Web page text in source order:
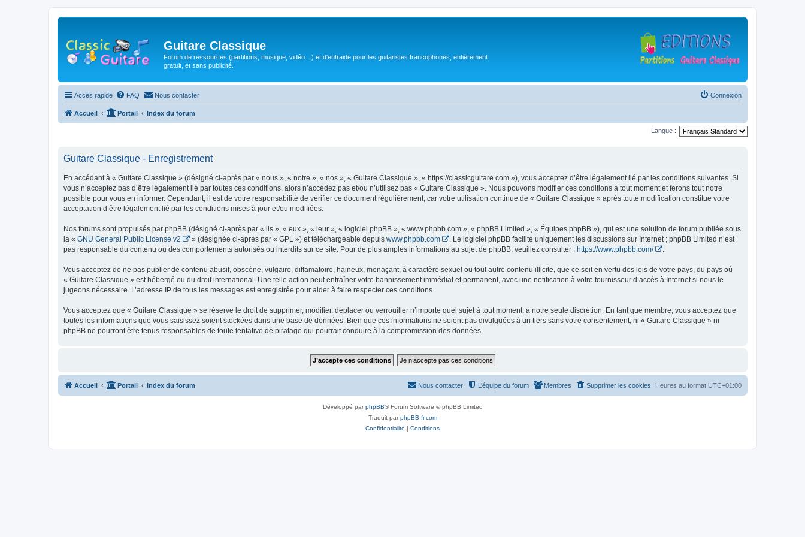
Guitare Classique
Forum de ressources (partitions, musique, vidéo…) et d'entraide pour les guitaristes francophones, entièrement
gratuit, et sans publicité.
Accès rapide FAQ Nous contacter Connexion
Accueil Portail Index du forum
Langue :
Guitare Classique - Enregistrement
En accédant à « Guitare Classique » (désigné ci-après par « nous », « notre », « nos », « Guitare Classique », « https://classicguitare.com »), vous acceptez d’être légalement lié par les conditions suivantes. Si
vous n’acceptez pas d’être légalement lié par toutes ces conditions, alors n’accédez pas et/ou n’utilisez pas « Guitare Classique ». Nous pouvons modifier ces conditions à tout moment et ferons tout notre
possible pour vous en informer. Cependant, il est de votre responsabilité de vérifier ce document régulièrement, car votre utilisation continue de « Guitare Classique » après toute modification constitue votre
acceptation d’être légalement lié par les conditions mises à jour et/ou modifiées.
Nos forums sont propulsés par phpBB (désigné ci-après par « ils », « eux », « leur », « logiciel phpBB », « www.phpbb.com », « phpBB Limited », « Équipes phpBB »), qui est une solution de forum publiée sous
la « GNU General Public License v2 » (désignée ci-après par « GPL ») et téléchargeable depuis www.phpbb.com
. Le logiciel phpBB facilite uniquement les discussions sur Internet ; phpBB Limited n’est
pas responsable du contenu ou des comportements autorisés ou interdits sur ce site. Pour de plus amples informations au sujet de phpBB, veuillez consulter : https://www.phpbb.com/ .
Vous acceptez de ne pas publier de contenu abusif, obscène, vulgaire, diffamatoire, haineux, menaçant, à caractère sexuel ou tout autre contenu illicite, que ce soit en vertu des lois de votre pays, du pays où
« Guitare Classique » est hébergé ou du droit international. Une telle action peut entraîner votre bannissement immédiat et permanent, avec une notification à votre fournisseur d’accès à Internet si nous le
jugeons nécessaire. L’adresse IP de tous les messages est enregistrée pour aider à faire respecter ces conditions.
Vous acceptez que « Guitare Classique » se réserve le droit de supprimer, modifier, déplacer ou verrouiller n’importe quel sujet à tout moment, à notre seule discrétion. En tant que membre, vous acceptez que
toutes les informations que vous saisissez soient stockées dans une base de données. Bien que ces informations ne soient pas divulguées à un tiers sans votre consentement, ni « Guitare Classique » ni
phpBB ne pourront être tenus responsables de toute tentative de piratage qui pourrait conduire à la compromission des données.
Accueil Portail Index du forum Heures au format UTC+01:00
Supprimer les cookies
Membres
L’équipe du forum
Nous contacter
Développé parphpBB® Forum Software © phpBB Limited
Traduit parphpBB-fr.com
Confidentialité | Conditions